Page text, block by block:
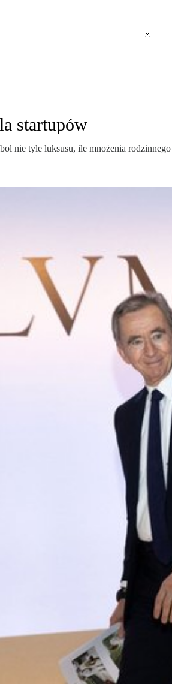
startupów
nie tyle luksusu, ile mnożenia